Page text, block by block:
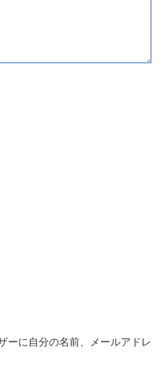
ーに自分の名前、メールアドレ